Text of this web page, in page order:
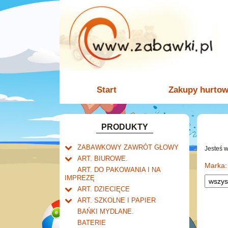
Start Zakupy
PRODUKTY
ZABAWKOWY ZAWRÓT GŁOWY
Welly.
Mały naukowiec.
Zabawki dla chłopców.
cybertransformacja
Akcesoria dla lalek.
ART. BIUROWE.
Kalendarze.
Książkowe
Wieloletnie
Ścienne
Zdzieraki
Dziurkacze i zszywacze.
Klipy i spinacze.
Korektory.
Skoroszyty, teczki i segregatory.
ART. DO PAKOWANIA I NA
IMPREZĘ
ART. DZIECIĘCE
Artykuły drogeryjne.
Produkty dla mamy i
ART. SZKOLNE I PAPIER
Tornistry, plecaki i walizki.
Drobne artykuły szkolne.
BAŃKI MYDLANE.
BATERIE
Jesteś
Marka: